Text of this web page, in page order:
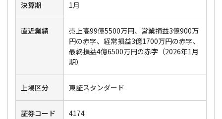
決算期 1月
直近業績
売上高99億5500万円、営業損益3億900万
円の赤字、経常損益3億1700万円の赤字、
最終損益4億6500万円の赤字（2026年1月
期）
上場区分 東証スタンダード
証券コード 4174